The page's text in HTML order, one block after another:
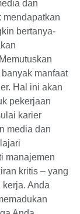
dan
mendapatkan
bertanya-
manfaat
Hal ini akan
pekerjaan
karier
media dan
manajemen
kritis – yang
Anda